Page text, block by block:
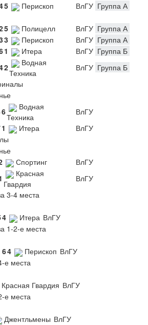
5 Перископ ВлГУ Группа А
5 Полицелл ВлГУ Группа А
3 Перископ ВлГУ Группа А
1 Итера ВлГУ Группа Б
2
Водная
Техника
ВлГУ Группа Б
6
Водная
Техника
ВлГУ
1 Итера
ВлГУ
Спортинг
ВлГУ
Красная
Гвардия
ВлГУ
3-4 места
4 Итера ВлГУ
1-2-е места
64 Перископ ВлГУ
е места
Красная Гвардия ВлГУ
е места
Джентльмены ВлГУ